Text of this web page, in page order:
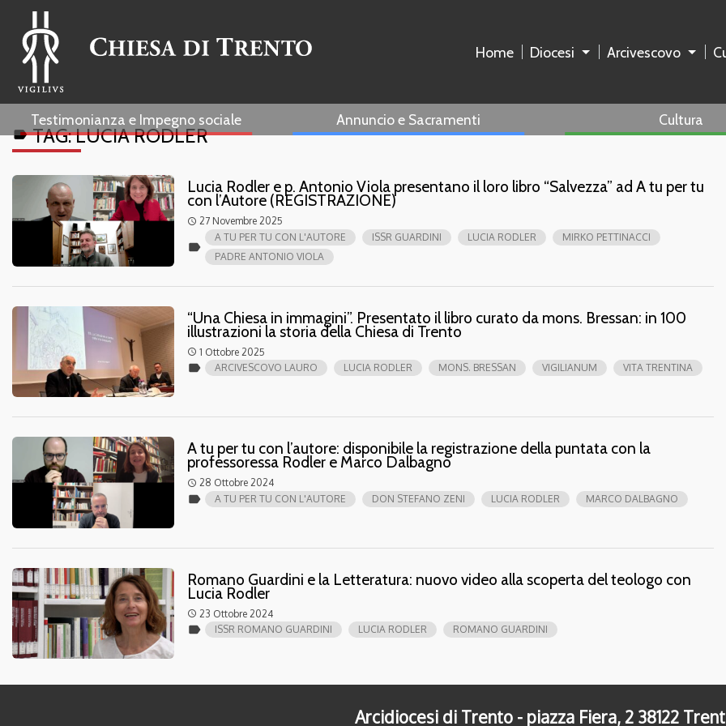
Home Diocesi Arcivescovo
Testimonianza e Impegno sociale Annuncio e Sacramenti Cultura
labelTAG:LUCIA RODLER
Lucia Rodler e p. Antonio Viola presentano il loro libro “Salvezza” ad A tu per tu
con l’Autore (REGISTRAZIONE)
access_time 27 Novembre 2025
label
A TU PER TU CON L'AUTORE ISSR GUARDINI LUCIA RODLER
MIRKO PETTINACCI
PADRE ANTONIO VIOLA
“Una Chiesa in immagini”. Presentato il libro curato da mons. Bressan: in 100
illustrazioni la storia della Chiesa di Trento
access_time 1 Ottobre 2025
label ARCIVESCOVO LAURO LUCIA RODLER MONS. BRESSAN VIGILIANUM VITA TRENTINA
A tu per tu con l’autore: disponibile la registrazione della puntata con la
professoressa Rodler e Marco Dalbagno
access_time 28 Ottobre 2024
label A TU PER TU CON L'AUTORE DON STEFANO ZENI LUCIA RODLER MARCO DALBAGNO
Romano Guardini e la Letteratura: nuovo video alla scoperta del teologo con
Lucia Rodler
access_time 23 Ottobre 2024
label ISSR ROMANO GUARDINI LUCIA RODLER ROMANO GUARDINI
Arcidiocesi di Trento - piazza Fiera, 2 38122